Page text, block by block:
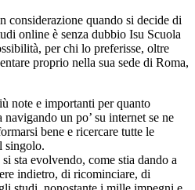
considerazione quando si decide di
online è senza dubbio Isu Scuola
per chi lo preferisse, oltre
proprio nella sua sede di Roma,
note e importanti per quanto
un po’ su internet se ne
bene e ricercare tutte le
singolo.
sta evolvendo, come stia dando a
indietro, di ricominciare, di